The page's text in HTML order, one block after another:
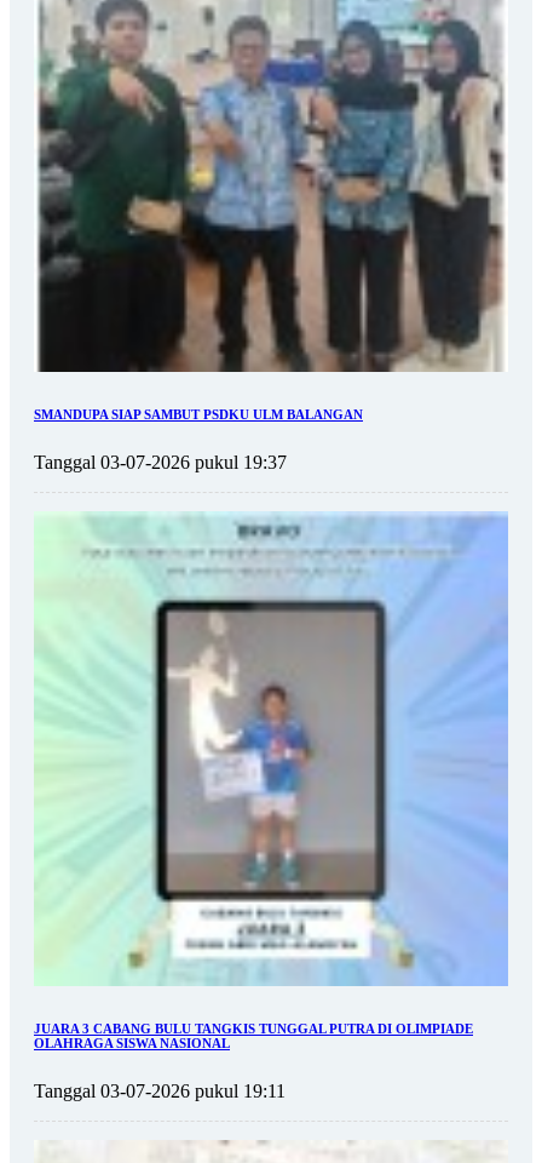
SMANDUPA SIAP SAMBUT PSDKU ULM BALANGAN
Tanggal 03-07-2026 pukul 19:37
JUARA 3 CABANG BULU TANGKIS TUNGGAL PUTRA DI OLIMPIADE
OLAHRAGA SISWA NASIONAL
Tanggal 03-07-2026 pukul 19:11